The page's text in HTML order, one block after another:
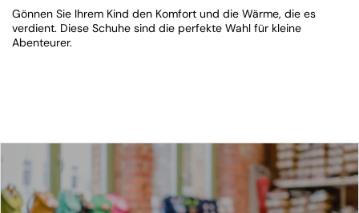
Gönnen Sie Ihrem Kind den Komfort und die Wärme, die es
verdient. Diese Schuhe sind die perfekte Wahl für kleine
Abenteurer.